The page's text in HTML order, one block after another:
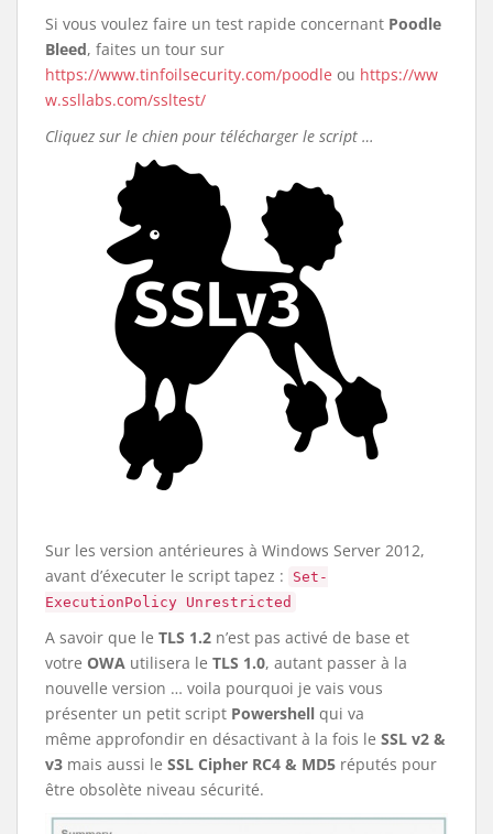
Si vous voulez faire un test rapide concernant Poodle
Bleed, faites un tour sur
https://www.tinfoilsecurity.com/poodle ou https://ww
w.ssllabs.com/ssltest/
Cliquez sur le chien pour télécharger le script …
Sur les version antérieures à Windows Server 2012,
avant d’éxecuter le script tapez :
Set-
ExecutionPolicy Unrestricted
A savoir que le TLS 1.2 n’est pas activé de base et
votre OWA utilisera le TLS 1.0, autant passer à la
nouvelle version … voila pourquoi je vais vous
présenter un petit script Powershell qui va
même approfondir en désactivant à la fois le SSL v2 &
v3 mais aussi le SSL Cipher RC4 & MD5 réputés pour
être obsolète niveau sécurité.